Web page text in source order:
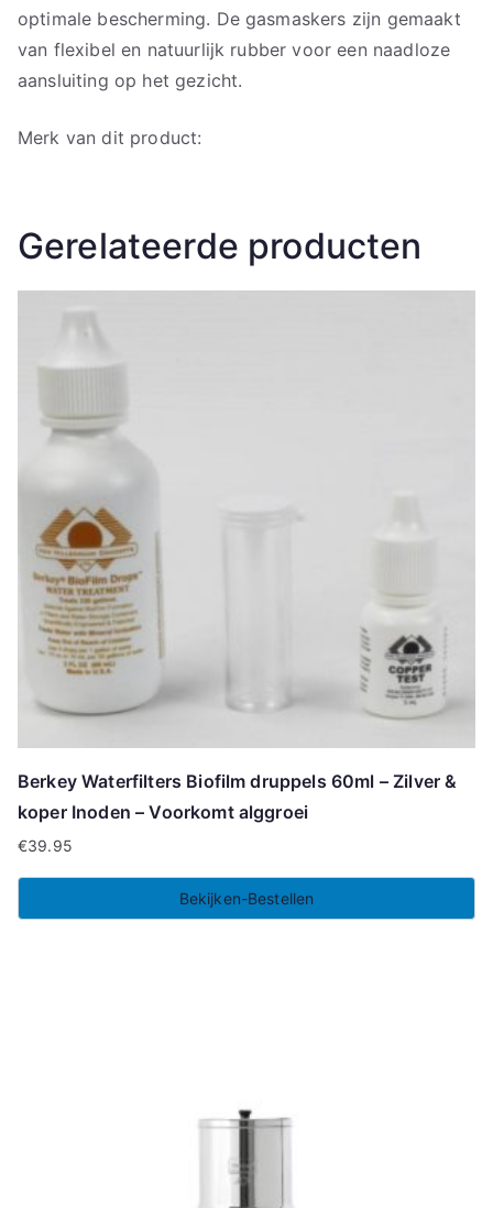
optimale bescherming. De gasmaskers zijn gemaakt
van flexibel en natuurlijk rubber voor een naadloze
aansluiting op het gezicht.
Merk van dit product:
Gerelateerde producten
Berkey Waterfilters Biofilm druppels 60ml – Zilver &
koper Inoden – Voorkomt alggroei
€39.95
Bekijken-Bestellen